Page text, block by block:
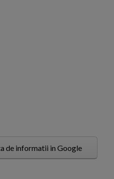
de informatii in Google